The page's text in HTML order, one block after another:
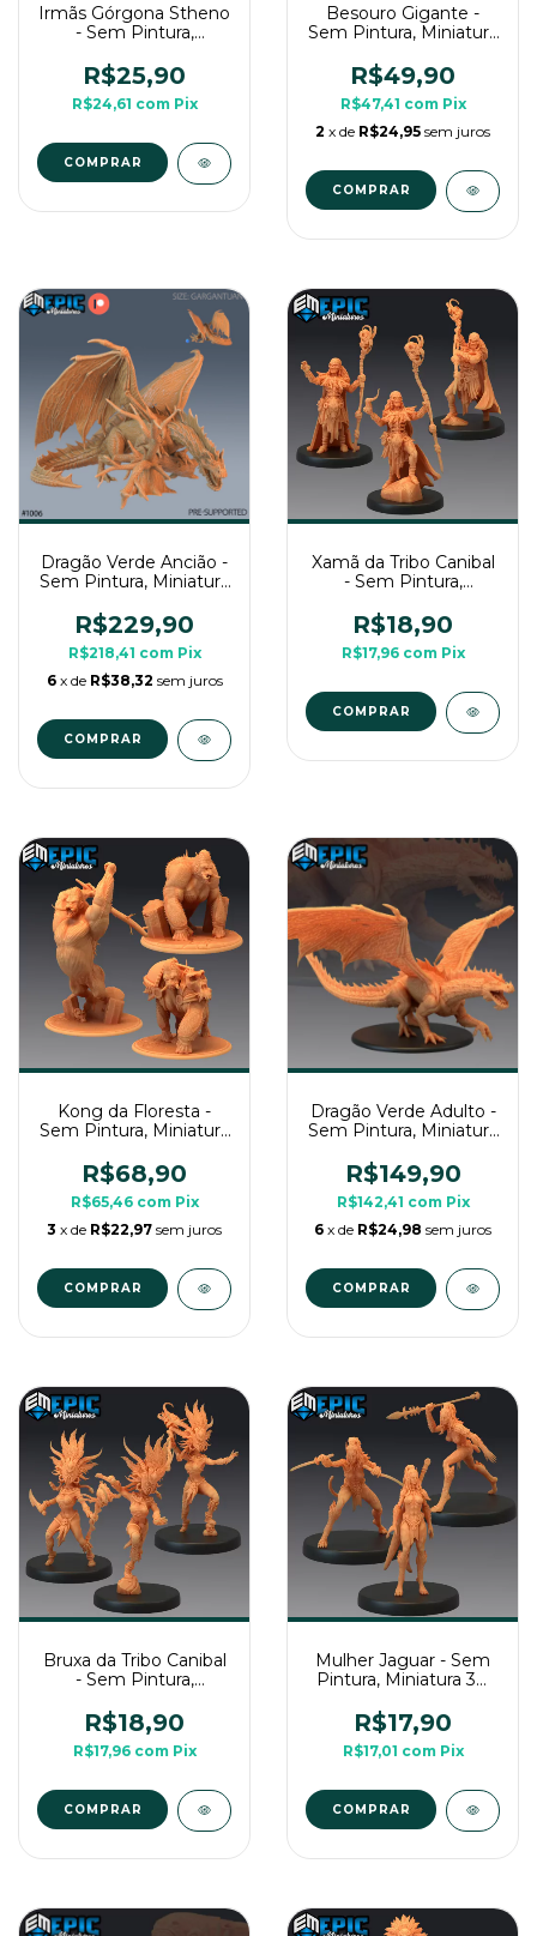
Irmãs Górgona Stheno
- Sem Pintura,
Para Rpg de Mesa
R$25,90
R$24,61 com Pix
COMPRAR
Besouro Gigante -
Sem Pintura, Miniatura
de Mesa
R$49,90
R$47,41 com Pix
2 x de R$24,95 sem juros
COMPRAR
Dragão Verde Ancião -
Sem Pintura, Miniatura
de Mesa
R$229,90
R$218,41 com Pix
6 x de R$38,32 sem juros
Xamã da Tribo Canibal
- Sem Pintura,
Para Rpg de Mesa
R$18,90
R$17,96 com Pix
COMPRAR
Kong da Floresta -
Sem Pintura, Miniatura
de Mesa
R$68,90
R$65,46 com Pix
3 x de R$22,97 sem juros
COMPRAR
Dragão Verde Adulto -
Sem Pintura, Miniatura
de Mesa
R$149,90
R$142,41 com Pix
6 x de R$24,98 sem juros
Bruxa da Tribo Canibal
- Sem Pintura,
Para Rpg de Mesa
R$18,90
R$17,96 com Pix
COMPRAR
Mulher Jaguar - Sem
Pintura, Miniatura 3D
Mesa
R$17,90
R$17,01 com Pix
COMPRAR